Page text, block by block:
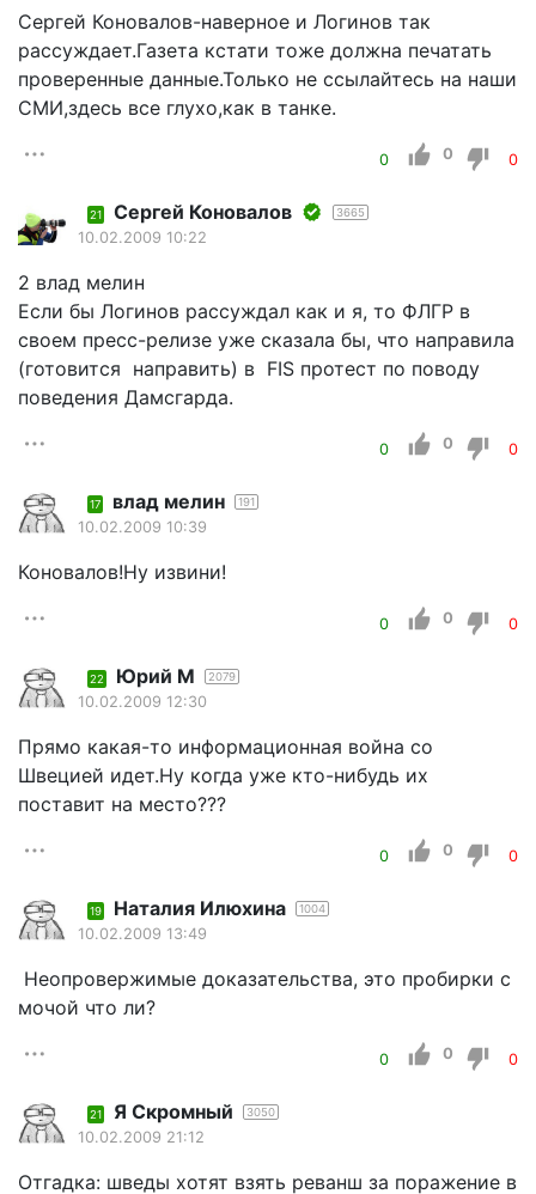
Сергей Коновалов-наверное и Логинов так
рассуждает.Газета кстати тоже должна печатать
проверенные данные.Только не ссылайтесь на наши
СМИ,здесь все глухо,как в танке.
0 0 0
21 Сергей Коновалов 3665
10.02.2009 10:22
2 влад мелин
Если бы Логинов рассуждал как и я, то ФЛГР в
своем пресс-релизе уже сказала бы, что направила
(готовится направить) в FIS протест по поводу
поведения Дамсгарда.
0 0 0
17 влад мелин 191
10.02.2009 10:39
Коновалов!Ну извини!
0 0 0
22 Юрий М 2079
10.02.2009 12:30
Прямо какая-то информационная война со
Швецией идет.Ну когда уже кто-нибудь их
поставит на место???
0 0 0
19 Наталия Илюхина 1004
10.02.2009 13:49
Неопровержимые доказательства, это пробирки с
мочой что ли?
0 0 0
21 Я Скромный 3050
10.02.2009 21:12
Отгадка: шведы хотят взять реванш за поражение в